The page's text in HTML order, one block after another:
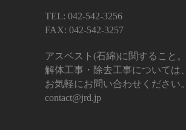
TEL: 042-542-3256
FAX: 042-542-3257
アスベスト(石綿)に関すること。
解体工事・除去工事については、
お気軽にお問い合わせください。
contact@jrd.jp